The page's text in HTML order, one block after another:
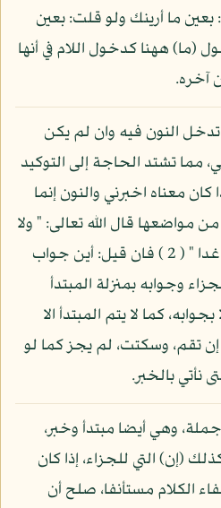
ما أرينك ولو قلت: بعين
(ما) ههنا كدخول اللام في أنها
آخره.
تدخل النون فيه وان لم يكن
مما تشتد الحاجة إلى التوكيد
معناه اخبرني والنون إنما
مواضعها قال الله تعالى: " ولا
تقولن لشئ اني فاعل ذلك غدا " ( 2 ) فان قيل: أين جواب
وجوابه بمنزلة المبتدأ
كما لا يتم المبتدأ الا
إن تقم، وسكتت، لم يجز كما لو
نأتي بالخبر.
وهي أيضا مبتدأ وخبر،
(إن) التي للجزاء، إذا كان
الكلام مستأنفا، صلح أن